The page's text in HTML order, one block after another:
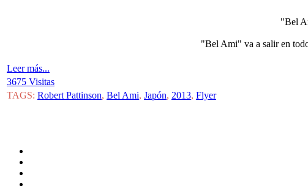
"Bel
"Bel Ami" va a salir en
Leer más...
3675 Visitas
TAGS: Robert Pattinson, Bel Ami, Japón, 2013, Flyer